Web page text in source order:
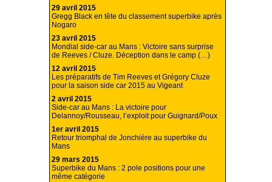
29 avril 2015
Gregg Black en tête du classement superbike après
Nogaro
23 avril 2015
Mondial side-car au Mans : Victoire sans surprise
de Reeves / Cluze. Déception dans le camp (…)
12 avril 2015
Les préparatifs de Tim Reeves et Grégory Cluze
pour la saison side car 2015 au Vigeant
2 avril 2015
Side-car au Mans : La victoire pour
Delannoy/Rousseau, l’exploit pour Guignard/Poux
1er avril 2015
Retour triomphal de Jonchière au superbike du
Mans
29 mars 2015
Superbike du Mans : 2 pole positions pour une
même catégorie